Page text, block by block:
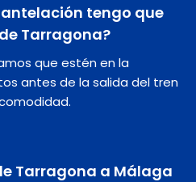
tengo que
Tarragona?
que estén en la
antes de la salida del tren
Tarragona a Málaga